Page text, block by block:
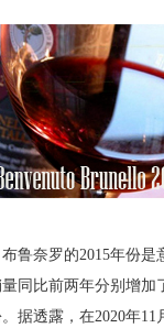
奈罗的2015年份是
同比前两年分别增加
据透露，在2020年